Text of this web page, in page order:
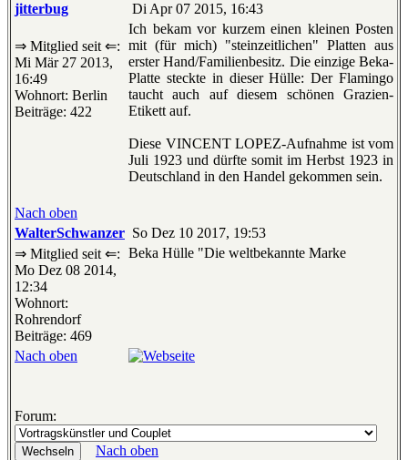
jitterbug
Di Apr 07 2015, 16:43
⇒ Mitglied seit ⇐:
Mi Mär 27 2013,
16:49
Wohnort: Berlin
Beiträge: 422
Ich bekam vor kurzem einen kleinen Posten
mit (für mich) "steinzeitlichen" Platten aus
erster Hand/Familienbesitz. Die einzige Beka-
Platte steckte in dieser Hülle: Der Flamingo
taucht auch auf diesem schönen Grazien-
Etikett auf.
Diese VINCENT LOPEZ-Aufnahme ist vom
Juli 1923 und dürfte somit im Herbst 1923 in
Deutschland in den Handel gekommen sein.
Nach oben
WalterSchwanzer So Dez 10 2017, 19:53
⇒ Mitglied seit ⇐:
Mo Dez 08 2014,
12:34
Wohnort:
Rohrendorf
Beiträge: 469
Beka Hülle "Die weltbekannte Marke
Nach oben
Forum:
Nach oben